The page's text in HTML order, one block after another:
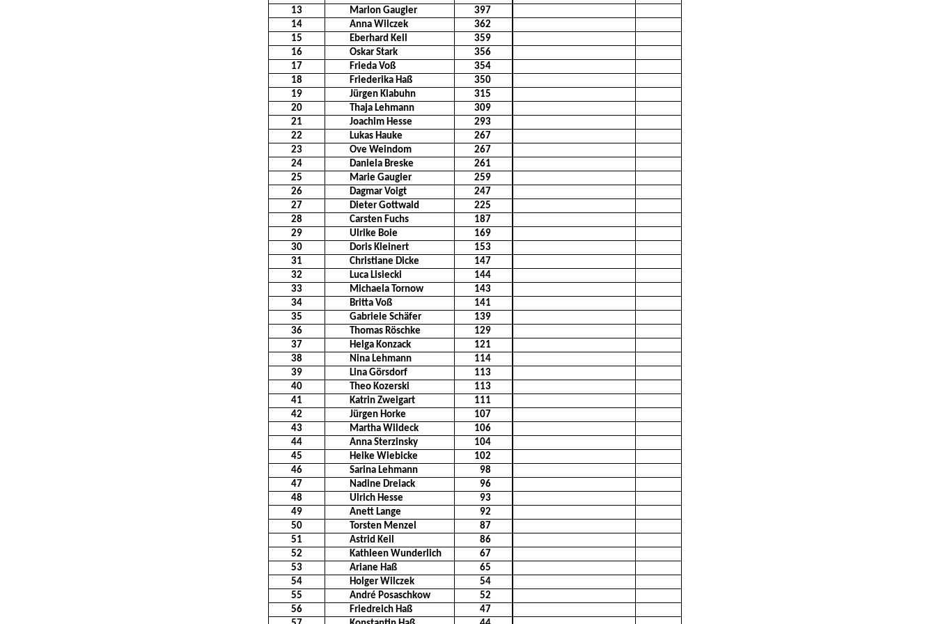
13
Marlon Gaugler
397
14
Anna Wilczek
362
15
Eberhard Keil
359
16
Oskar Stark
356
17
Frieda Voß
354
18
Friederika Haß
350
19
Jürgen Klabuhn
315
20
Thaja Lehmann
309
21
Joachim Hesse
293
22
Lukas Hauke
267
23
Ove Weindom
267
24
Daniela Breske
261
25
Marie Gaugler
259
26
Dagmar Voigt
247
27
Dieter Gottwald
225
28
Carsten Fuchs
187
29
Ulrike Boie
169
30
Doris Kleinert
153
31
Christiane Dicke
147
32
Luca Lisiecki
144
33
Michaela Tornow
143
34
Britta Voß
141
35
Gabriele Schäfer
139
36
Thomas Röschke
129
37
Helga Konzack
121
38
Nina Lehmann
114
39
Lina Görsdorf
113
40
Theo Kozerski
113
41
Katrin Zweigart
111
42
Jürgen Horke
107
43
Martha Wildeck
106
44
Anna Sterzinsky
104
45
Heike Wiebicke
102
46
Sarina Lehmann
98
47
Nadine Dreiack
96
48
Ulrich Hesse
93
49
Anett Lange
92
50
Torsten Menzel
87
51
Astrid Keil
86
52
Kathleen Wunderlich
67
53
Ariane Haß
65
54
Holger Wilczek
54
55
André Posaschkow
52
56
Friedreich Haß
47